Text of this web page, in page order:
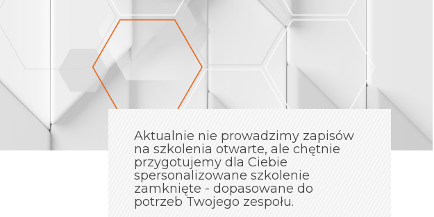
Aktualnie nie prowadzimy zapisów
na szkolenia otwarte, ale chętnie
przygotujemy dla Ciebie
spersonalizowane szkolenie
zamknięte - dopasowane do
potrzeb Twojego zespołu.